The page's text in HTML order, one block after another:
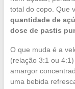
total do copo. Que
quantidade de
dose de pastis
O que muda é a
(relação 3:1 ou
amargor
uma bebida